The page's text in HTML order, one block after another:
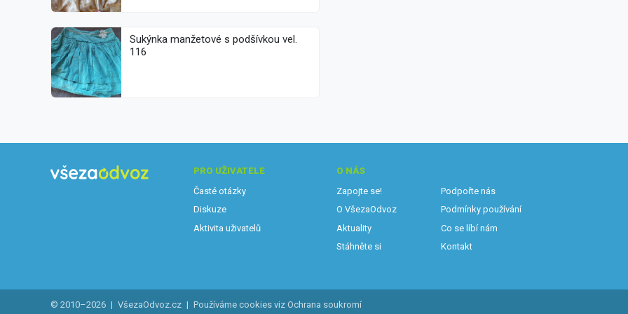
Sukýnka manžetové s podšívkou vel.
116
PRO UŽIVATELE
Časté otázky
Diskuze
Aktivita uživatelů
O NÁS
Zapojte se!
O VšezaOdvoz
Aktuality
Stáhněte si
Podpořte nás
Podmínky používání
Co se líbí nám
Kontakt
© 2010–2026 | VšezaOdvoz.cz | Používáme cookies viz Ochrana soukromí